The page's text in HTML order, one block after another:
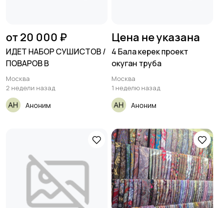
от 20 000 ₽
ИДЕТ НАБОР СУШИСТОВ /
ПОВАРОВ В
Москва
2 недели назад
Аноним
Цена не указана
4 Бала керек проект
окуган труба
Москва
1 неделю назад
Аноним